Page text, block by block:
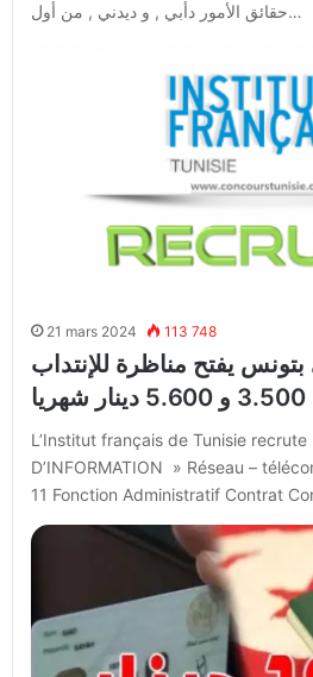
حقائق الأمور دأبي , و ديدني , من أول…
21 mars 2024 113 748
يفتح مناظرة للإنتداب
L’Institut français de Tunisie recrute
D’INFORMATION » Réseau –
11 Fonction Administratif Contrat